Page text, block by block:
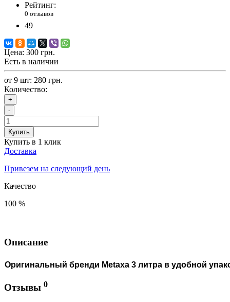
Рейтинг:
0 отзывов
49
Цена: 300 грн.
Есть в наличии
от 9 шт: 280 грн.
Количество:
+
-
Купить
Купить в 1 клик
Доставка
Привезем на следующий день
Качество
100 %
Описание
Оригинальный бренди Metaxa 3 литра в удобной
Отзывы 0